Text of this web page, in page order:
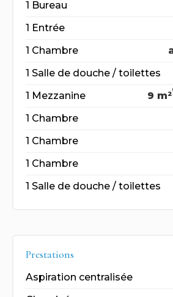
1 Bureau
1 Entrée
1 Chambre
1 Salle de douche / toilettes
1 Mezzanine
9 m²
1 Chambre
1 Chambre
1 Chambre
1 Salle de douche / toilettes
Prestations
Aspiration centralisée